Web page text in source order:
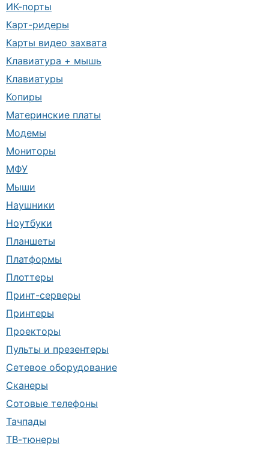
ИК-порты
Карт-ридеры
Карты видео захвата
Клавиатура + мышь
Клавиатуры
Копиры
Материнские платы
Модемы
Мониторы
МФУ
Мыши
Наушники
Ноутбуки
Планшеты
Платформы
Плоттеры
Принт-серверы
Принтеры
Проекторы
Пульты и презентеры
Сетевое оборудование
Сканеры
Сотовые телефоны
Тачпады
ТВ-тюнеры